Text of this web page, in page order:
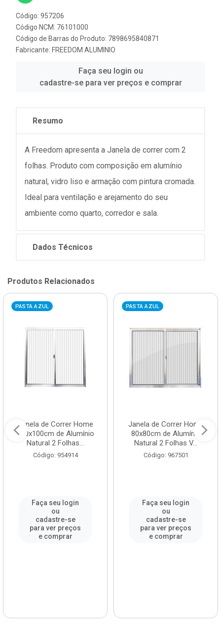
Código: 957206
Código NCM: 76101000
Código de Barras do Produto: 7898695840871
Fabricante: FREEDOM ALUMINIO
Faça seu login ou
cadastre-se para ver preços e comprar
Resumo
A Freedom apresenta a Janela de correr com 2
folhas. Produto com composição em alumínio
natural, vidro liso e armação com pintura cromada.
Ideal para ventilação e arejamento do seu
ambiente como quarto, corredor e sala.
Dados Técnicos
Produtos Relacionados
PASTA AZUL
Janela de Correr Home
100x100cm de Alumínio
Natural 2 Folhas...
Código: 954914
Faça seu login
ou
cadastre-se
para ver preços
e comprar
PASTA AZUL
Janela de Correr Home
80x80cm de Alumínio
Natural 2 Folhas V...
Código: 967501
Faça seu login
ou
cadastre-se
para ver preços
e comprar